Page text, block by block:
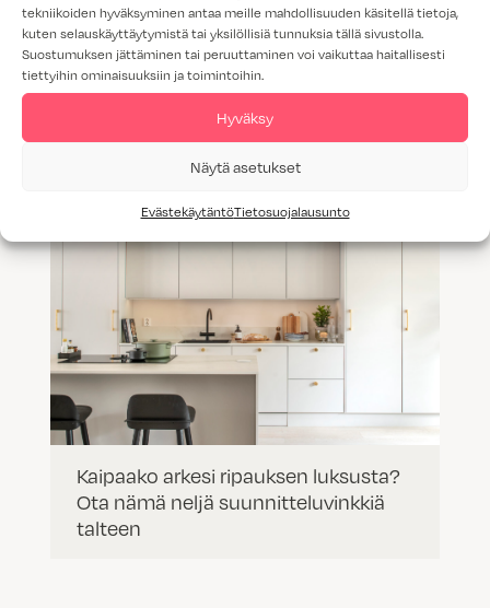
tekniikoiden hyväksyminen antaa meille mahdollisuuden käsitellä tietoja,
kuten selauskäyttäytymistä tai yksilöllisiä tunnuksia tällä sivustolla.
Suostumuksen jättäminen tai peruuttaminen voi vaikuttaa haitallisesti
tiettyihin ominaisuuksiin ja toimintoihin.
Hyväksy
Näytä asetukset
EvästekäytäntöTietosuojalausunto
Keittiön kaapin vetimet – Uudet
ovisävyyn sointuvat vetimet
Kaipaako arkesi ripauksen luksusta?
Ota nämä neljä suunnitteluvinkkiä
talteen